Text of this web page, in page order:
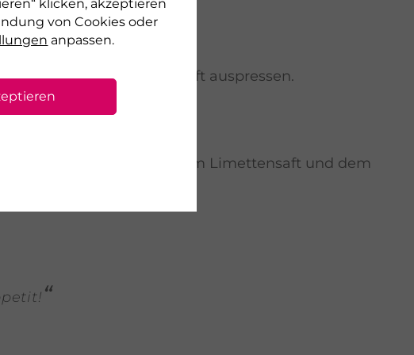
klicken, akzeptieren
von Cookies oder
anpassen.
Limette abreiben, den Saft auspressen.
Limettenschale, dem Limettensaft und dem